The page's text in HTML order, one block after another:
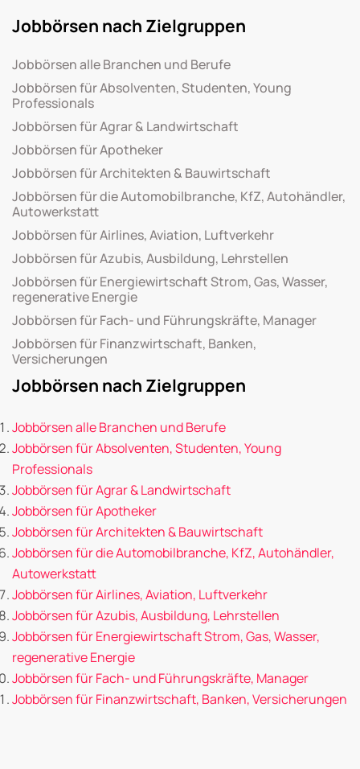
Jobbörsen nach Zielgruppen
Jobbörsen alle Branchen und Berufe
Jobbörsen für Absolventen, Studenten, Young
Professionals
Jobbörsen für Agrar & Landwirtschaft
Jobbörsen für Apotheker
Jobbörsen für Architekten & Bauwirtschaft
Jobbörsen für die Automobilbranche, KfZ, Autohändler,
Autowerkstatt
Jobbörsen für Airlines, Aviation, Luftverkehr
Jobbörsen für Azubis, Ausbildung, Lehrstellen
Jobbörsen für Energiewirtschaft Strom, Gas, Wasser,
regenerative Energie
Jobbörsen für Fach- und Führungskräfte, Manager
Jobbörsen für Finanzwirtschaft, Banken,
Versicherungen
Jobbörsen nach Zielgruppen
Jobbörsen alle Branchen und Berufe
Jobbörsen für Absolventen, Studenten, Young
Professionals
Jobbörsen für Agrar & Landwirtschaft
Jobbörsen für Apotheker
Jobbörsen für Architekten & Bauwirtschaft
Jobbörsen für die Automobilbranche, KfZ, Autohändler,
Autowerkstatt
Jobbörsen für Airlines, Aviation, Luftverkehr
Jobbörsen für Azubis, Ausbildung, Lehrstellen
Jobbörsen für Energiewirtschaft Strom, Gas, Wasser,
regenerative Energie
Jobbörsen für Fach- und Führungskräfte, Manager
Jobbörsen für Finanzwirtschaft, Banken, Versicherungen